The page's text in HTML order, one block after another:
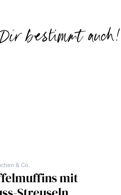
bestimmt auch!
& Co.
mit